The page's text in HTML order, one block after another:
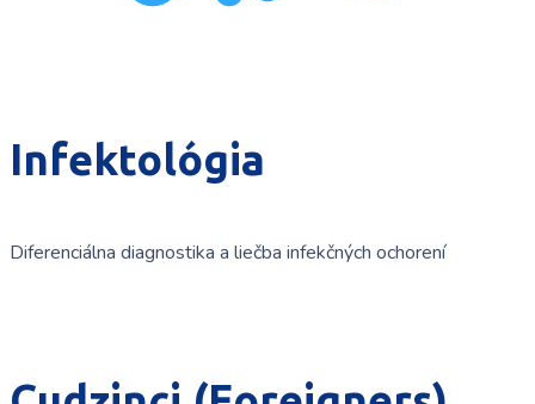
Infektológia
Diferenciálna diagnostika a liečba infekčných ochorení